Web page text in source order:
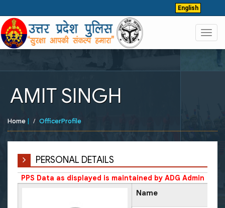
English
AMIT SINGH
Home | OfficerProfile
PERSONAL DETAILS
PPS Data as displayed is maintained by ADG Admin
Name